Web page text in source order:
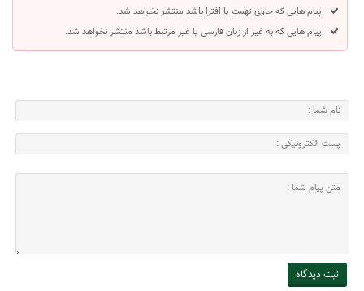
پیام هایی که حاوی تهمت یا افترا باشد منتشر نخواهد شد.
پیام هایی که به غیر از زبان فارسی یا غیر مرتبط باشد منتشر نخواهد شد.